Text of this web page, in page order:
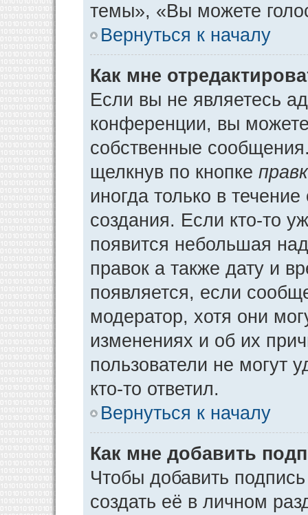
темы», «Вы можете
Вернуться к началу
Как мне
Если вы не являетесь
конференции, вы можете
собственные
щелкнув по кнопке
иногда только в
создания. Если кто-то
появится небольшая
правок а также дату и
появляется, если
модератор, хотя они
изменениях и об их
пользователи не могут
кто-то ответил.
Вернуться к началу
Как мне добавить
Чтобы добавить
создать её в личном